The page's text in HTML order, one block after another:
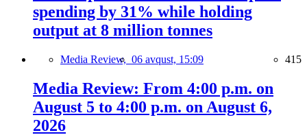
spending by 31% while holding
output at 8 million tonnes
Media Review, 06 avqust, 15:09 415
Media Review: From 4:00 p.m. on
August 5 to 4:00 p.m. on August 6,
2026